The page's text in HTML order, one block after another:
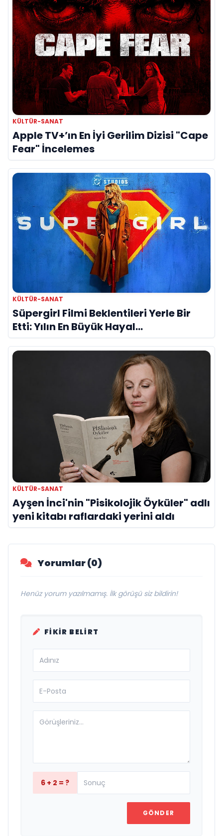
KÜLTÜR-SANAT
Apple TV+’ın En İyi Gerilim Dizisi "Cape
Fear" İncelemes
KÜLTÜR-SANAT
Süpergirl Filmi Beklentileri Yerle Bir
Etti: Yılın En Büyük Hayal
Kırıklıklarından Biri mi?
KÜLTÜR-SANAT
Ayşen İnci'nin "Pisikolojik Öyküler" adlı
yeni kitabı raflardaki yerini aldı
Yorumlar (0)
Henüz yorum yazılmamış. İlk görüşü siz bildirin!
FIKIR BELIRT
6 + 2 = ?
GÖNDER